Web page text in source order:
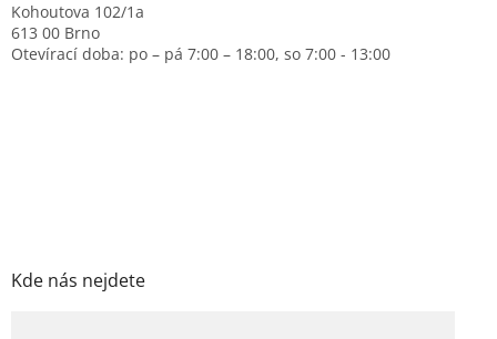
Kohoutova 102/1a
613 00 Brno
Otevírací doba: po – pá 7:00 – 18:00, so 7:00 - 13:00
Kde nás nejdete